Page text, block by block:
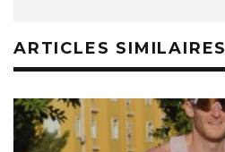
ARTICLES SIMILAIRES